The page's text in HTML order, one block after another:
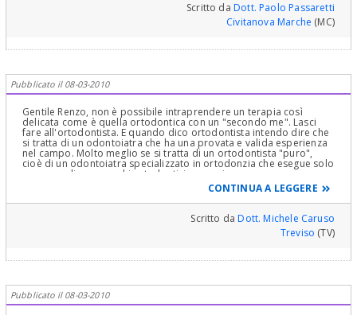
Scritto daDott. Paolo Passaretti
Civitanova Marche (MC)
Pubblicato il 08-03-2010
Gentile Renzo, non è possibile intraprendere un terapia così
delicata come è quella ortodontica con un "secondo me". Lasci
fare all'ortodontista. E quando dico ortodontista intendo dire che
si tratta di un odontoiatra che ha una provata e valida esperienza
nel campo. Molto meglio se si tratta di un ortodontista "puro",
cioè di un odontoiatra specializzato in ortodonzia che esegue solo
cure con gli apparecchi ortodontici e non si occupa
CONTINUA A LEGGERE
Scritto daDott. Michele Caruso
Treviso (TV)
Pubblicato il 08-03-2010